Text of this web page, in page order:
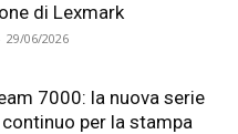
di Lexmark
29/06/2026
7000: la nuova serie
per la stampa